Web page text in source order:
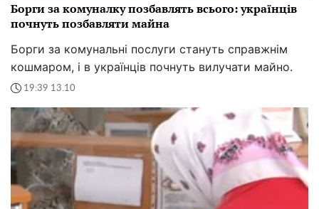
Борги за комуналку позбавлять всього: українців
почнуть позбавляти майна
Борги за комунальні послуги стануть справжнім
кошмаром, і в українців почнуть вилучати майно.
19:39 13.10